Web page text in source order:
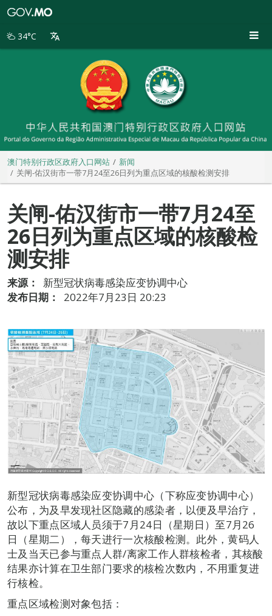
别
34°C
澳门特别行政区政府入口网站
新闻
关闸-佑汉街市一带7月24至26日列为重点区域的核酸检测安排
关闸-佑汉街市一带7月24至
26日列为重点区域的核酸检
测安排
来源：
新型冠状病毒感染应变协调中心
发布日期：
2022年7月23日 20:23
新型冠状病毒感染应变协调中心（下称应变协调中心）
公布，为及早发现社区隐藏的感染者，以便及早治疗，
故以下重点区域人员须于7月24日（星期日）至7月26
日（星期二），每天进行一次核酸检测。此外，黄码人
士及当天已参与重点人群/离家工作人群核检者，其核酸
结果亦计算在卫生部门要求的核检次数内，不用重复进
行核检。
重点区域检测对象包括：